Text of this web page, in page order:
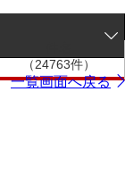
（24763件）
一覧画面へ戻る